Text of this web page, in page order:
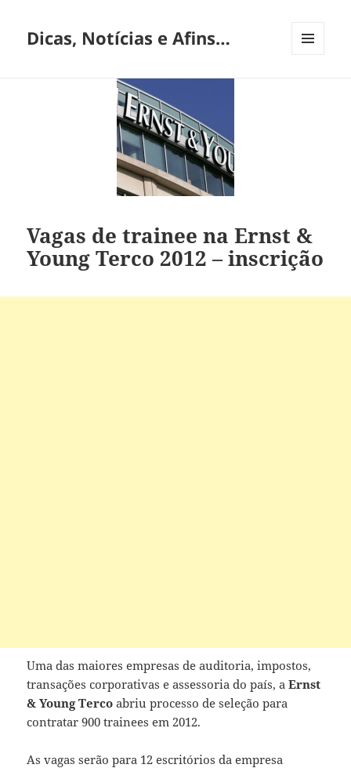
Dicas, Notícias e Afins…
Vagas de trainee na Ernst &
Young Terco 2012 – inscrição
Uma das maiores empresas de auditoria, impostos,
transações corporativas e assessoria do país, aErnst
& Young Terco abriu processo de seleção para
contratar 900 trainees em 2012.
As vagas serão para 12 escritórios da empresa